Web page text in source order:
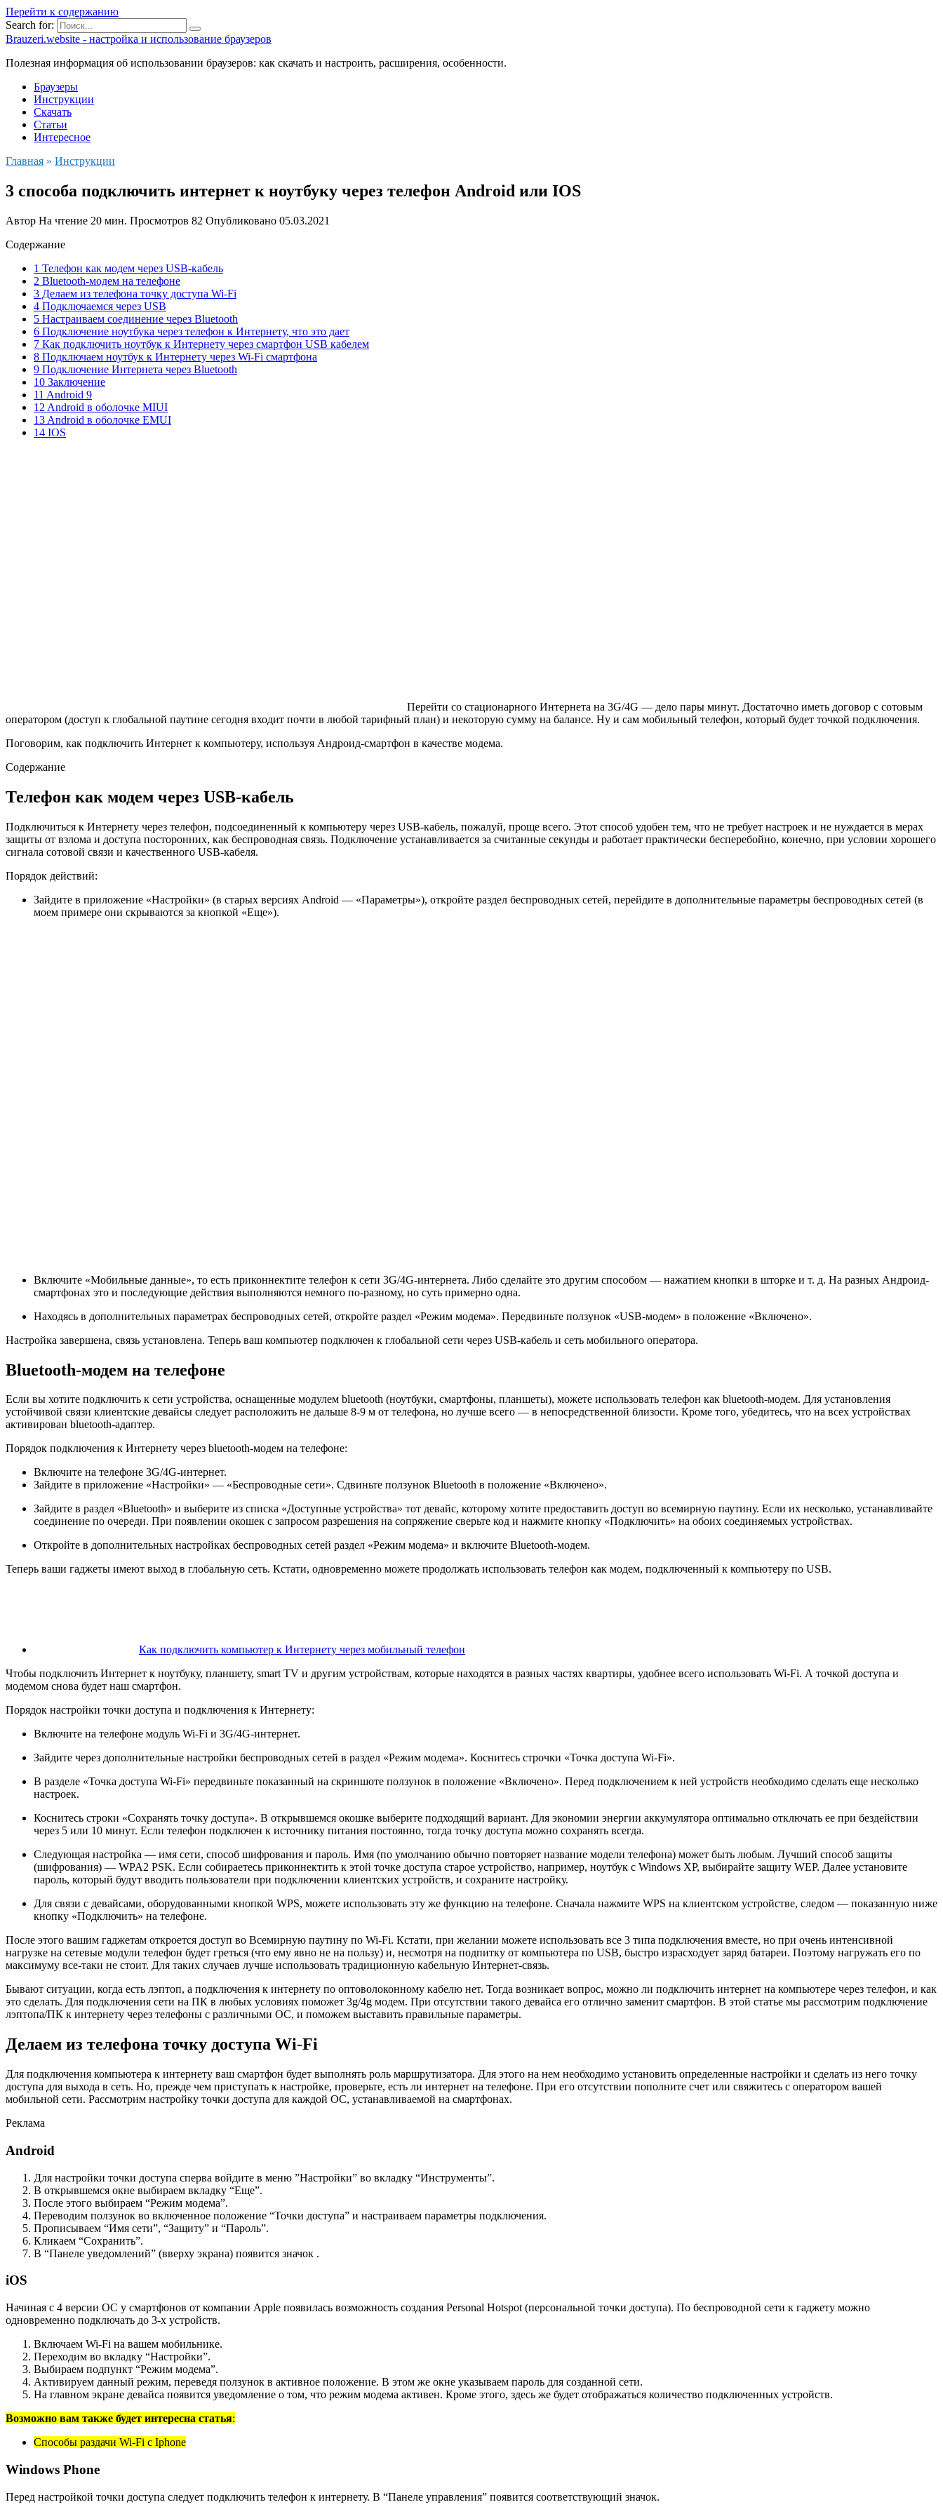
Перейти к содержанию
Search for:
Brauzeri.website - настройка и использование браузеров
Полезная информация об использовании браузеров: как скачать и настроить, расширения, особенности.
Браузеры
Инструкции
Скачать
Статьи
Интересное
Главная » Инструкции
3 способа подключить интернет к ноутбуку через телефон Android или IOS
Автор На чтение 20 мин. Просмотров 82 Опубликовано 05.03.2021
Содержание
1 Телефон как модем через USB-кабель
2 Bluetooth-модем на телефоне
3 Делаем из телефона точку доступа Wi-Fi
4 Подключаемся через USB
5 Настраиваем соединение через Bluetooth
6 Подключение ноутбука через телефон к Интернету, что это дает
7 Как подключить ноутбук к Интернету через смартфон USB кабелем
8 Подключаем ноутбук к Интернету через Wi-Fi смартфона
9 Подключение Интернета через Bluetooth
10 Заключение
11 Android 9
12 Android в оболочке MIUI
13 Android в оболочке EMUI
14 IOS
Перейти со стационарного Интернета на 3G/4G — дело пары минут. Достаточно иметь договор с сотовым
оператором (доступ к глобальной паутине сегодня входит почти в любой тарифный план) и некоторую сумму на балансе. Ну и сам мобильный телефон, который будет точкой подключения.
Поговорим, как подключить Интернет к компьютеру, используя Андроид-смартфон в качестве модема.
Содержание
Телефон как модем через USB-кабель
Подключиться к Интернету через телефон, подсоединенный к компьютеру через USB-кабель, пожалуй, проще всего. Этот способ удобен тем, что не требует настроек и не нуждается в мерах
защиты от взлома и доступа посторонних, как беспроводная связь. Подключение устанавливается за считанные секунды и работает практически бесперебойно, конечно, при условии хорошего
сигнала сотовой связи и качественного USB-кабеля.
Порядок действий:
Зайдите в приложение «Настройки» (в старых версиях Android — «Параметры»), откройте раздел беспроводных сетей, перейдите в дополнительные параметры беспроводных сетей (в
моем примере они скрываются за кнопкой «Еще»).
Включите «Мобильные данные», то есть приконнектите телефон к сети 3G/4G-интернета. Либо сделайте это другим способом — нажатием кнопки в шторке и т. д. На разных Андроид-
смартфонах это и последующие действия выполняются немного по-разному, но суть примерно одна.
Находясь в дополнительных параметрах беспроводных сетей, откройте раздел «Режим модема». Передвиньте ползунок «USB-модем» в положение «Включено».
Настройка завершена, связь установлена. Теперь ваш компьютер подключен к глобальной сети через USB-кабель и сеть мобильного оператора.
Bluetooth-модем на телефоне
Если вы хотите подключить к сети устройства, оснащенные модулем bluetooth (ноутбуки, смартфоны, планшеты), можете использовать телефон как bluetooth-модем. Для установления
устойчивой связи клиентские девайсы следует расположить не дальше 8-9 м от телефона, но лучше всего — в непосредственной близости. Кроме того, убедитесь, что на всех устройствах
активирован bluetooth-адаптер.
Порядок подключения к Интернету через bluetooth-модем на телефоне:
Включите на телефоне 3G/4G-интернет.
Зайдите в приложение «Настройки» — «Беспроводные сети». Сдвиньте ползунок Bluetooth в положение «Включено».
Зайдите в раздел «Bluetooth» и выберите из списка «Доступные устройства» тот девайс, которому хотите предоставить доступ во всемирную паутину. Если их несколько, устанавливайте
соединение по очереди. При появлении окошек с запросом разрешения на сопряжение сверьте код и нажмите кнопку «Подключить» на обоих соединяемых устройствах.
Откройте в дополнительных настройках беспроводных сетей раздел «Режим модема» и включите Bluetooth-модем.
Теперь ваши гаджеты имеют выход в глобальную сеть. Кстати, одновременно можете продолжать использовать телефон как модем, подключенный к компьютеру по USB.
Как подключить компьютер к Интернету через мобильный телефон
Чтобы подключить Интернет к ноутбуку, планшету, smart TV и другим устройствам, которые находятся в разных частях квартиры, удобнее всего использовать Wi-Fi. А точкой доступа и
модемом снова будет наш смартфон.
Порядок настройки точки доступа и подключения к Интернету:
Включите на телефоне модуль Wi-Fi и 3G/4G-интернет.
Зайдите через дополнительные настройки беспроводных сетей в раздел «Режим модема». Коснитесь строчки «Точка доступа Wi-Fi».
В разделе «Точка доступа Wi-Fi» передвиньте показанный на скриншоте ползунок в положение «Включено». Перед подключением к ней устройств необходимо сделать еще несколько
настроек.
Коснитесь строки «Сохранять точку доступа». В открывшемся окошке выберите подходящий вариант. Для экономии энергии аккумулятора оптимально отключать ее при бездействии
через 5 или 10 минут. Если телефон подключен к источнику питания постоянно, тогда точку доступа можно сохранять всегда.
Следующая настройка — имя сети, способ шифрования и пароль. Имя (по умолчанию обычно повторяет название модели телефона) может быть любым. Лучший способ защиты
(шифрования) — WPA2 PSK. Если собираетесь приконнектить к этой точке доступа старое устройство, например, ноутбук с Windows XP, выбирайте защиту WEP. Далее установите
пароль, который будут вводить пользователи при подключении клиентских устройств, и сохраните настройку.
Для связи с девайсами, оборудованными кнопкой WPS, можете использовать эту же функцию на телефоне. Сначала нажмите WPS на клиентском устройстве, следом — показанную ниже
кнопку «Подключить» на телефоне.
После этого вашим гаджетам откроется доступ во Всемирную паутину по Wi-Fi. Кстати, при желании можете использовать все 3 типа подключения вместе, но при очень интенсивной
нагрузке на сетевые модули телефон будет греться (что ему явно не на пользу) и, несмотря на подпитку от компьютера по USB, быстро израсходует заряд батареи. Поэтому нагружать его по
максимуму все-таки не стоит. Для таких случаев лучше использовать традиционную кабельную Интернет-связь.
Бывают ситуации, когда есть лэптоп, а подключения к интернету по оптоволоконному кабелю нет. Тогда возникает вопрос, можно ли подключить интернет на компьютере через телефон, и как
это сделать. Для подключения сети на ПК в любых условиях поможет 3g/4g модем. При отсутствии такого девайса его отлично заменит смартфон. В этой статье мы рассмотрим подключение
лэптопа/ПК к интернету через телефоны с различными ОС, и поможем выставить правильные параметры.
Делаем из телефона точку доступа Wi-Fi
Для подключения компьютера к интернету ваш смартфон будет выполнять роль маршрутизатора. Для этого на нем необходимо установить определенные настройки и сделать из него точку
доступа для выхода в сеть. Но, прежде чем приступать к настройке, проверьте, есть ли интернет на телефоне. При его отсутствии пополните счет или свяжитесь с оператором вашей
мобильной сети. Рассмотрим настройку точки доступа для каждой ОС, устанавливаемой на смартфонах.
Реклама
Android
Для настройки точки доступа сперва войдите в меню ”Настройки” во вкладку “Инструменты”.
В открывшемся окне выбираем вкладку “Еще”.
После этого выбираем “Режим модема”.
Переводим ползунок во включенное положение “Точки доступа” и настраиваем параметры подключения.
Прописываем “Имя сети”, “Защиту” и “Пароль”.
Кликаем “Сохранить”.
В “Панеле уведомлений” (вверху экрана) появится значок .
iOS
Начиная с 4 версии ОС у смартфонов от компании Apple появилась возможность создания Personal Hotspot (персональной точки доступа). По беспроводной сети к гаджету можно
одновременно подключать до 3-х устройств.
Включаем Wi-Fi на вашем мобильнике.
Переходим во вкладку “Настройки”.
Выбираем подпункт “Режим модема”.
Активируем данный режим, переведя ползунок в активное положение. В этом же окне указываем пароль для созданной сети.
На главном экране девайса появится уведомление о том, что режим модема активен. Кроме этого, здесь же будет отображаться количество подключенных устройств.
Возможно вам также будет интересна статья:
Способы раздачи Wi-Fi с Iphone
Windows Phone
Перед настройкой точки доступа следует подключить телефон к интернету. В “Панеле управления” появится соответствующий значок.